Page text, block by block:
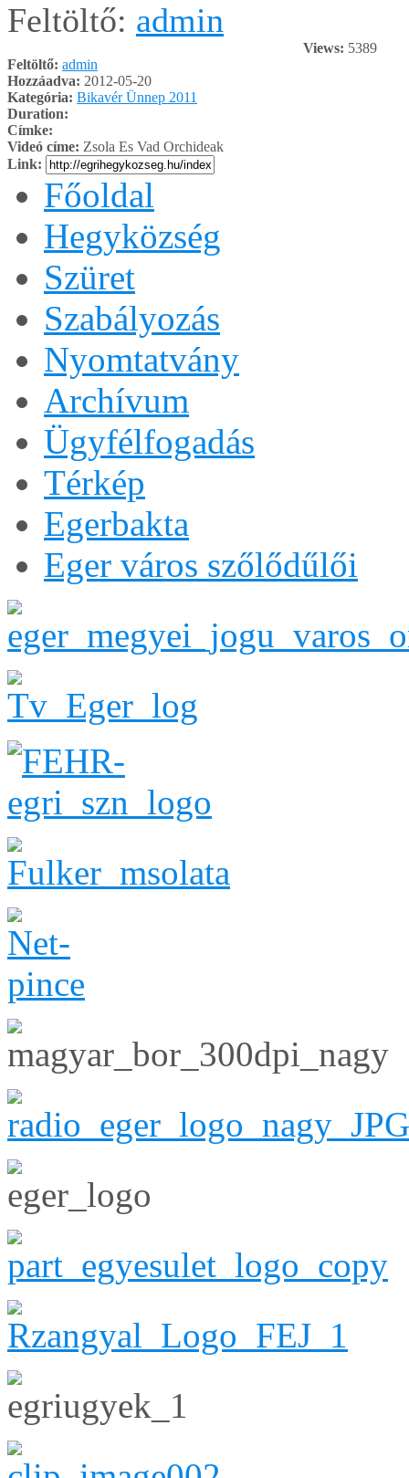
Feltöltő: admin
Views: 5389
Feltöltő: admin
Hozzáadva: 2012-05-20
Kategória: Bikavér Ünnep 2011
Duration:
Címke:
Videó címe: Zsola Es Vad Orchideak
Link:
Főoldal
Hegyközség
Szüret
Szabályozás
Nyomtatvány
Archívum
Ügyfélfogadás
Térkép
Egerbakta
Eger város szőlődűlői